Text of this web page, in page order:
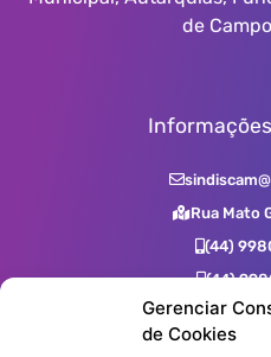
Gerenciar
de Cookies
de
Rua Mato
(44)
(44)
(44)
(44)